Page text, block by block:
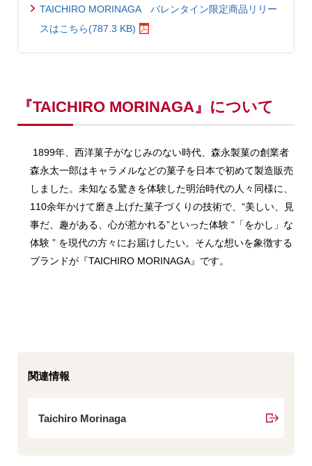
TAICHIRO MORINAGA バレンタイン限定商品リリー
スはこちら(787.3 KB)
『TAICHIRO MORINAGA』について
1899年、西洋菓子がなじみのない時代、森永製菓の創業者
森永太一郎はキャラメルなどの菓子を日本で初めて製造販売
しました。未知なる驚きを体験した明治時代の人々同様に、
110余年かけて磨き上げた菓子づくりの技術で、“美しい、見
事だ、趣がある、心が惹かれる”といった体験 “「をかし」な
体験 ” を現代の方々にお届けしたい。そんな想いを象徴する
ブランドが『TAICHIRO MORINAGA』です。
関連情報
Taichiro Morinaga